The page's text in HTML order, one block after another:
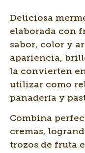
Deliciosa
elaborada con
sabor, color y
apariencia,
la convierten
utilizar como
panadería y
Combina
cremas,
trozos de fruta